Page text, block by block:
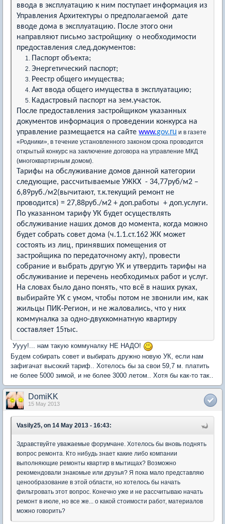
ввода в эксплуатацию к ним поступает информация из
Управления Архитектуры о предполагаемой дате
вводе дома в эксплуатацию. После этого они
направляют письмо застройщику о необходимости
предоставления след.документов:
Паспорт объекта;
Энергетический паспорт;
Реестр общего имущества;
Акт ввода общего имущества в эксплуатацию;
Кадастровый паспорт на зем.участок.
После предоставления застройщиком указанных
документов информация о проведении конкурса на
управление размещается на сайте www.gov.ru и в газете
«Родники», в течение установленного законом срока проводится
открытый конкурс на заключение договора на управление МКД
(многоквартирным домом).
Тарифы на обслуживание домов данной категории
следующие, рассчитываемые УЖКХ - 34,77руб/м2 –
6,89руб./м2(вычитают, т.к.текущий ремонт не
проводится) = 27,88руб./м2 + доп.работы + доп.услуги.
По указанном тарифу УК будет осуществлять
обслуживание наших домов до момента, когда можно
будет собрать совет дома (ч.1.1.ст.162 ЖК может
состоять из лиц, принявших помещения от
застройщика по передаточному акту), провести
собрание и выбрать другую УК и утвердить тарифы на
обслуживание и перечень необходимых работ и услуг.
На словах было дано понять, что всё в наших руках,
выбирайте УК с умом, чтобы потом не звонили им, как
жильцы ПИК-Регион, и не жаловались, что у них
коммуналка за одно-двухкомнатную квартиру
составляет 15тыс.
Уууу!... нам такую коммуналку НЕ НАДО!
Будем собирать совет и выбирать дружно новую УК, если нам
зафигачат высокий тариф.. Хотелось бы за свои 59,7 м. платить
не более 5000 зимой, и не более 3000 летом.. Хотя бы как-то так..
DomiKK
15 May 2013
Vasily25, on 14 May 2013 - 16:43:
Здравствуйте уважаемые форумчане. Хотелось бы вновь поднять
вопрос ремонта. Кто нибудь знает какие либо компании
выполняющие ремонты квартир в мытищах? Возможно
рекомендовали знакомые или друзья? Я пока мало представляю
ценообразование в этой области, но хотелось бы начать
фильтровать этот вопрос. Конечно уже и не рассчитываю начать
ремонт в июле, но все же... о какой стоимости работ, материалов
можно говорить?